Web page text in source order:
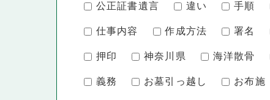
公正証書遺言 違い 手順
仕事内容 作成方法 署名
押印 神奈川県 海洋散骨
義務 お墓引っ越し お布施